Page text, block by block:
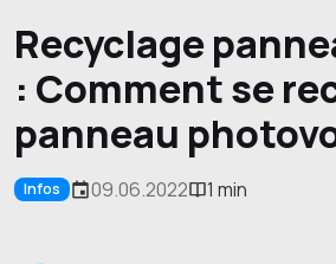
Recyclage
: Comment se
panneau
Infos 09.06.2022 1 min